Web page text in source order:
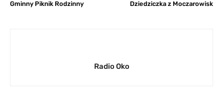
Gminny Piknik Rodzinny Dziedziczka z Moczarowisk
Radio Oko